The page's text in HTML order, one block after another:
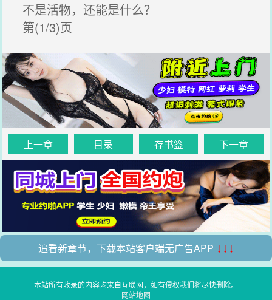
不是活物，还能是什么？
第(1/3)页
上一章 目录 存书签 下一章
追看新章节，下载本站客户端无广告APP ↓↓↓
本站所有收录的内容均来自互联网，如有侵权我们将尽快删除。
网站地图